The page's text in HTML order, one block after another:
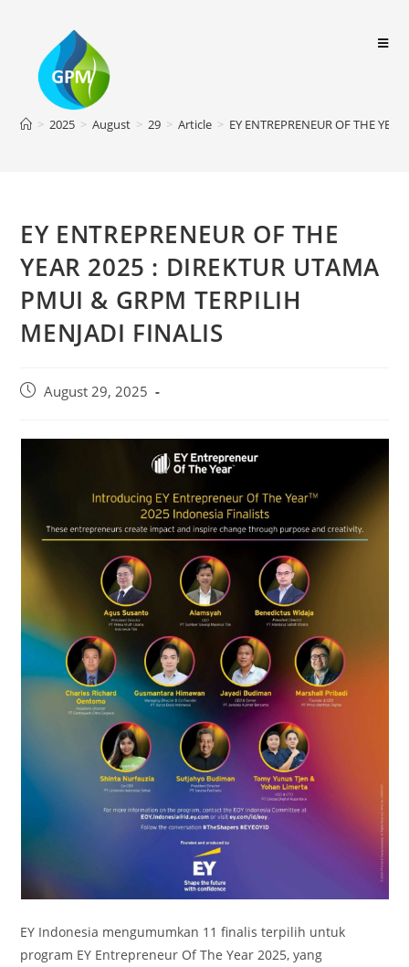
> 2025 > August > 29 > Article > EY ENTREPRENEUR OF THE
EY ENTREPRENEUR OF THE
YEAR 2025 : DIREKTUR UTAMA
PMUI & GRPM TERPILIH
MENJADI FINALIS
August 29, 2025
EY Indonesia mengumumkan 11 finalis terpilih untuk
program EY Entrepreneur Of The Year 2025, yang